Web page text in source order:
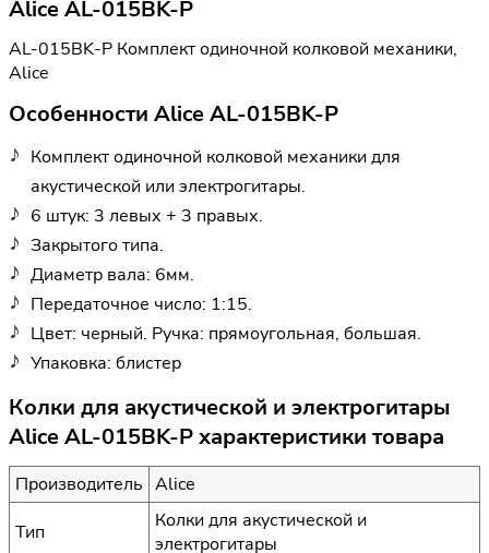
Alice AL-015BK-P
AL-015BK-P Комплект одиночной колковой механики,
Alice
Особенности Alice AL-015BK-P
Комплект одиночной колковой механики для
акустической или электрогитары.
6 штук: 3 левых + 3 правых.
Закрытого типа.
Диаметр вала: 6мм.
Передаточное число: 1:15.
Цвет: черный. Ручка: прямоугольная, большая.
Упаковка: блистер
Колки для акустической и электрогитары
Alice AL-015BK-P характеристики товара
Производитель Alice
Тип
Колки для акустической и
электрогитары